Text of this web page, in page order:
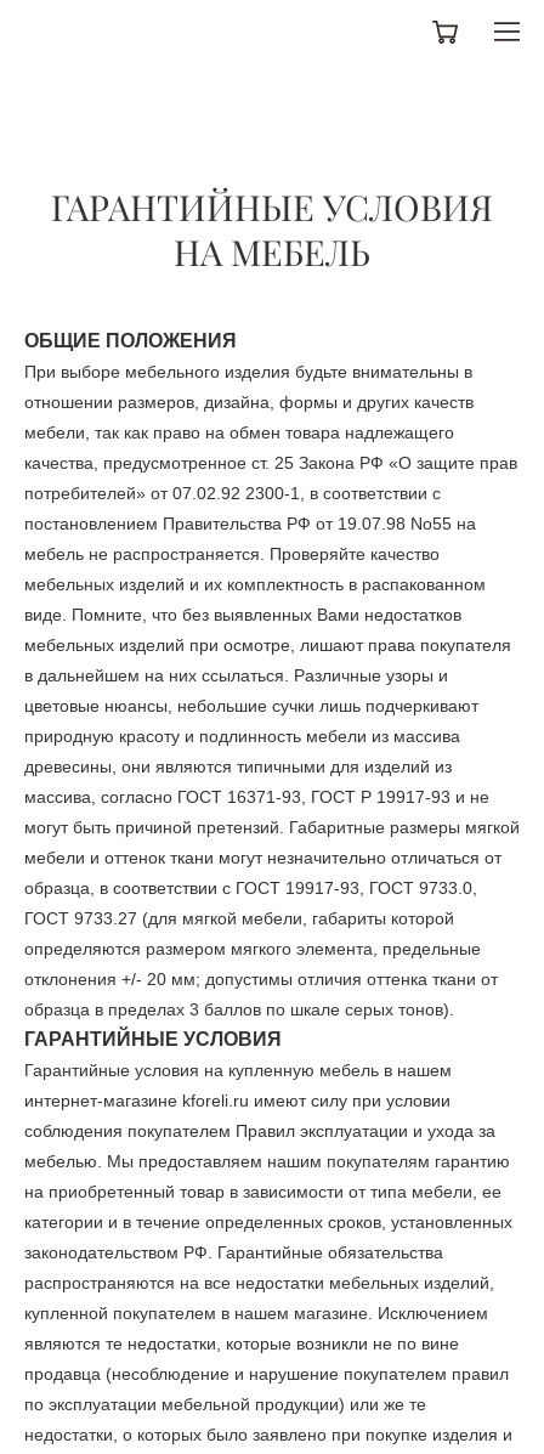
ГАРАНТИЙНЫЕ УСЛОВИЯ
НА МЕБЕЛЬ
ОБЩИЕ ПОЛОЖЕНИЯ
При выборе мебельного изделия будьте внимательны в
отношении размеров, дизайна, формы и других качеств
мебели, так как право на обмен товара надлежащего
качества, предусмотренное ст. 25 Закона РФ «О защите прав
потребителей» от 07.02.92 2300-1, в соответствии с
постановлением Правительства РФ от 19.07.98 No55 на
мебель не распространяется. Проверяйте качество
мебельных изделий и их комплектность в распакованном
виде. Помните, что без выявленных Вами недостатков
мебельных изделий при осмотре, лишают права покупателя
в дальнейшем на них ссылаться. Различные узоры и
цветовые нюансы, небольшие сучки лишь подчеркивают
природную красоту и подлинность мебели из массива
древесины, они являются типичными для изделий из
массива, согласно ГОСТ 16371-93, ГОСТ Р 19917-93 и не
могут быть причиной претензий. Габаритные размеры мягкой
мебели и оттенок ткани могут незначительно отличаться от
образца, в соответствии с ГОСТ 19917-93, ГОСТ 9733.0,
ГОСТ 9733.27 (для мягкой мебели, габариты которой
определяются размером мягкого элемента, предельные
отклонения +/- 20 мм; допустимы отличия оттенка ткани от
образца в пределах 3 баллов по шкале серых тонов).
ГАРАНТИЙНЫЕ УСЛОВИЯ
Гарантийные условия на купленную мебель в нашем
интернет-магазине kforeli.ru имеют силу при условии
соблюдения покупателем Правил эксплуатации и ухода за
мебелью. Мы предоставляем нашим покупателям гарантию
на приобретенный товар в зависимости от типа мебели, ее
категории и в течение определенных сроков, установленных
законодательством РФ. Гарантийные обязательства
распространяются на все недостатки мебельных изделий,
купленной покупателем в нашем магазине. Исключением
являются те недостатки, которые возникли не по вине
продавца (несоблюдение и нарушение покупателем правил
по эксплуатации мебельной продукции) или же те
недостатки, о которых было заявлено при покупке изделия и